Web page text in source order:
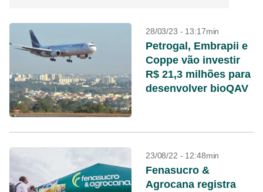
28/03/23 - 13:17min
Petrogal, Embrapii e
Coppe vão investir
R$ 21,3 milhões para
desenvolver bioQAV
23/08/22 - 12:48min
Fenasucro &
Agrocana registra